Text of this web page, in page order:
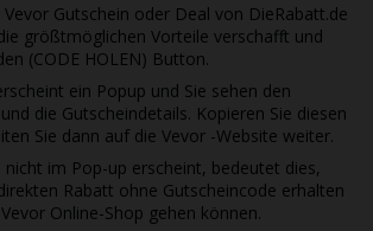
Vevor Gutschein oder Deal von DieRabatt.de
größtmöglichen Vorteile verschafft und
(CODE HOLEN) Button.
ein Popup und Sie sehen den
die Gutscheindetails. Kopieren Sie diesen
Sie dann auf die Vevor -Website weiter.
nicht im Pop-up erscheint, bedeutet dies,
Rabatt ohne Gutscheincode erhalten
Vevor Online-Shop gehen können.